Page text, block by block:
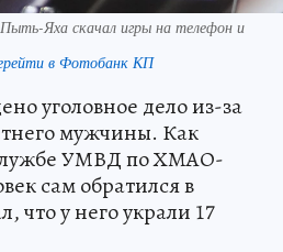
Яха скачал игры на телефон и
в Фотобанк КП
уголовное дело из-за
мужчины. Как
УМВД по ХМАО-
сам обратился в
что у него украли 17